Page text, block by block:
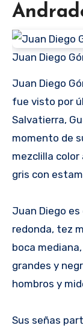
Juan Diego
Juan Diego
fue visto por
Salvatierra,
momento de
mezclilla
gris con
Juan Diego
redonda, tez
boca
grandes y
hombros y
Sus señas